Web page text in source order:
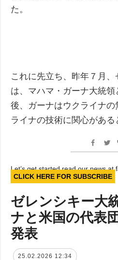
た。
これに先立ち、昨年７月
は、マハマ・ガーナ大統
後、ガーナはウクライナ
ライナの技術に関心がある
Let’s get started read our news at
CLICK HERE FOR SUBSCRIBE
ゼレンシキー大
ナと米国の代表
発表
25.02.2026 12:34